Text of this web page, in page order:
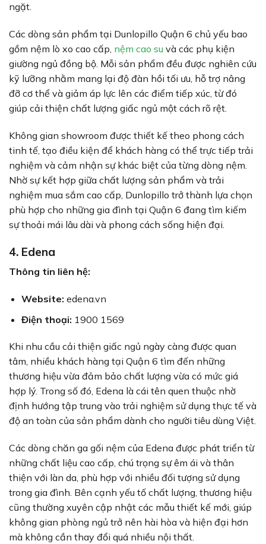
ngặt.
Các dòng sản phẩm tại Dunlopillo Quận 6 chủ yếu bao
gồm nệm lò xo cao cấp, nệm cao su và các phụ kiện
giường ngủ đồng bộ. Mỗi sản phẩm đều được nghiên cứu
kỹ lưỡng nhằm mang lại độ đàn hồi tối ưu, hỗ trợ nâng
đỡ cơ thể và giảm áp lực lên các điểm tiếp xúc, từ đó
giúp cải thiện chất lượng giấc ngủ một cách rõ rệt.
Không gian showroom được thiết kế theo phong cách
tinh tế, tạo điều kiện để khách hàng có thể trực tiếp trải
nghiệm và cảm nhận sự khác biệt của từng dòng nệm.
Nhờ sự kết hợp giữa chất lượng sản phẩm và trải
nghiệm mua sắm cao cấp, Dunlopillo trở thành lựa chọn
phù hợp cho những gia đình tại Quận 6 đang tìm kiếm
sự thoải mái lâu dài và phong cách sống hiện đại.
4. Edena
Thông tin liên hệ:
Website: edena.vn
Điện thoại: 1900 1569
Khi nhu cầu cải thiện giấc ngủ ngày càng được quan
tâm, nhiều khách hàng tại Quận 6 tìm đến những
thương hiệu vừa đảm bảo chất lượng vừa có mức giá
hợp lý. Trong số đó, Edena là cái tên quen thuộc nhờ
định hướng tập trung vào trải nghiệm sử dụng thực tế và
độ an toàn của sản phẩm dành cho người tiêu dùng Việt.
Các dòng chăn ga gối nệm của Edena được phát triển từ
những chất liệu cao cấp, chú trọng sự êm ái và thân
thiện với làn da, phù hợp với nhiều đối tượng sử dụng
trong gia đình. Bên cạnh yếu tố chất lượng, thương hiệu
cũng thường xuyên cập nhật các mẫu thiết kế mới, giúp
không gian phòng ngủ trở nên hài hòa và hiện đại hơn
mà không cần thay đổi quá nhiều nội thất.